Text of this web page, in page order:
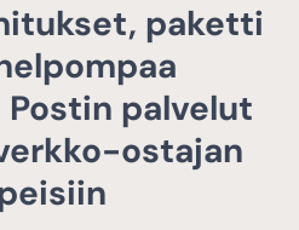
paketti
palvelut
ostajan